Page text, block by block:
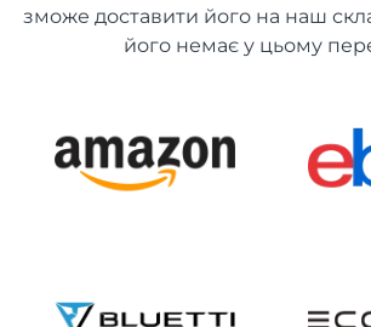
зможе доставити його на наш
його немає у цьому